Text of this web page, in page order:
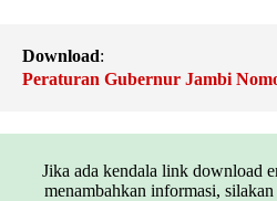
Download:
Peraturan Gubernur Jambi
Jika ada kendala link download
menambahkan informasi,